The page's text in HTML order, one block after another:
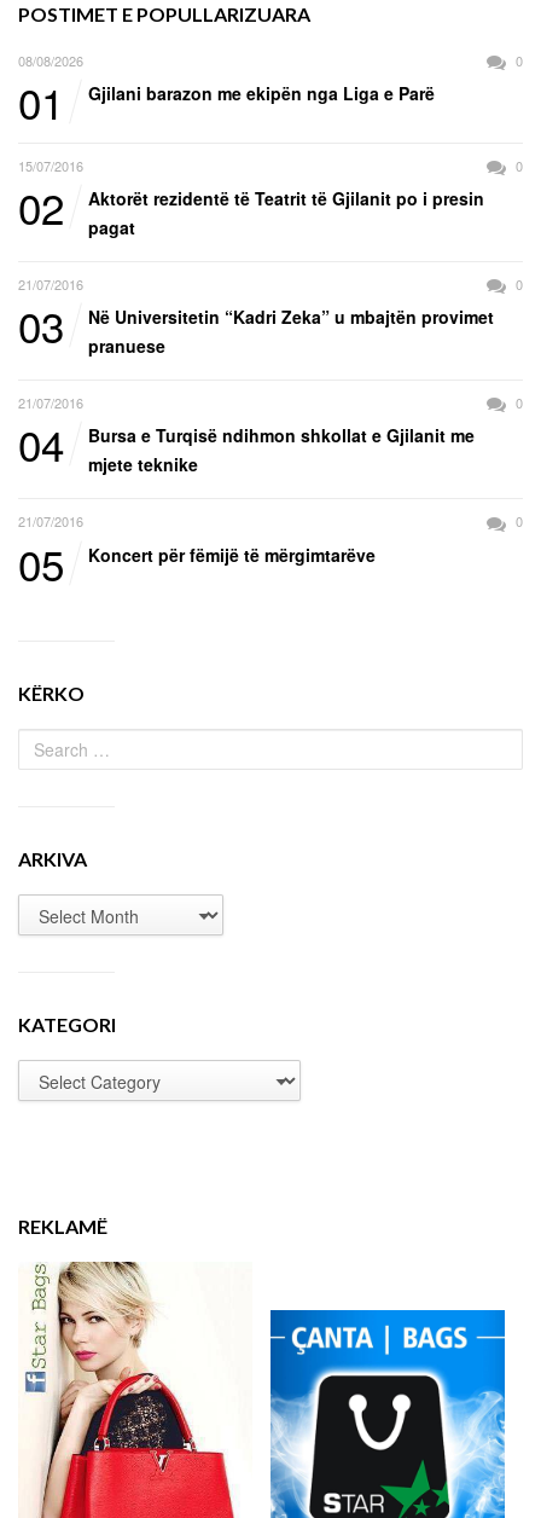
POSTIMET E POPULLARIZUARA
08/08/2026 0
01 Gjilani barazon me ekipën nga Liga e Parë
15/07/2016 0
02
Aktorët rezidentë të Teatrit të Gjilanit po i presin
pagat
21/07/2016 0
03
Në Universitetin “Kadri Zeka” u mbajtën provimet
pranuese
21/07/2016 0
04
Bursa e Turqisë ndihmon shkollat e Gjilanit me
mjete teknike
21/07/2016 0
05 Koncert për fëmijë të mërgimtarëve
KËRKO
ARKIVA
KATEGORI
REKLAMË